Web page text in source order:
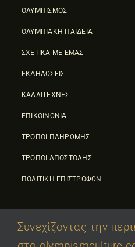
ΟΛΥΜΠΙΣΜΟΣ
ΟΛΥΜΠΙΑΚΗ ΠΑΙΔΕΙΑ
ΣΧΕΤΙΚΑ ΜΕ ΕΜΑΣ
ΕΚΔΗΛΩΣΕΙΣ
ΚΑΛΛΙΤΕΧΝΕΣ
ΕΠΙΚΟΙΝΩΝΙΑ
ΤΡΟΠΟΙ ΠΛΗΡΩΜΗΣ
ΤΡΟΠΟΙ ΑΠΟΣΤΟΛΗΣ
ΠΟΛΙΤΙΚΗ ΕΠΙΣΤΡΟΦΩΝ
Συνεχίζοντας την